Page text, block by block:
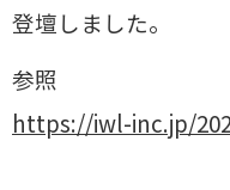
登壇しました。
参照
https://iwl-inc.jp/